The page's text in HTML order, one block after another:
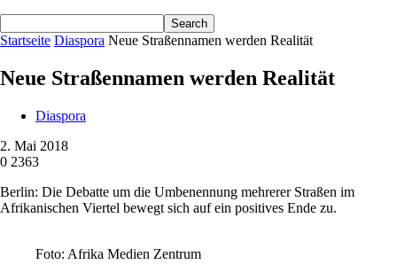
Startseite Diaspora Neue Straßennamen werden Realität
Neue Straßennamen werden Realität
Diaspora
2. Mai 2018
0 2363
Berlin: Die Debatte um die Umbenennung mehrerer Straßen im
Afrikanischen Viertel bewegt sich auf ein positives Ende zu.
Foto: Afrika Medien Zentrum